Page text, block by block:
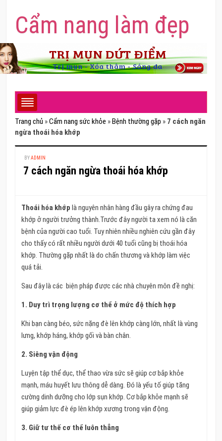
Cẩm nang làm đẹp
Trang chủ »Cẩm nang sức khỏe » Bệnh thường gặp » 7 cách ngăn
ngừa thoái hóa khớp
BYADMIN
7 cách ngăn ngừa thoái hóa khớp
Thoái hóa khớp là nguyên nhân hàng đầu gây ra chứng đau
khớp ở người trưởng thành.Trước đây người ta xem nó là căn
bệnh của người cao tuổi. Tuy nhiên nhiều nghiên cứu gần đây
cho thấy có rất nhiều người dưới 40 tuổi cũng bị thoái hóa
khớp. Thường gặp nhất là do chấn thương và khớp làm việc
quá tải.
Sau đây là các biện pháp được các nhà chuyên môn đề nghị:
1. Duy trì trọng lượng cơ thể ở mức độ thích hợp
Khi bạn càng béo, sức nặng đè lên khớp càng lớn, nhất là vùng
lưng, khớp háng, khớp gối và bàn chân.
2. Siêng vận động
Luyện tập thể dục, thể thao vừa sức sẽ giúp cơ bắp khỏe
mạnh, máu huyết lưu thông dễ dàng. Ðó là yếu tố giúp tăng
cường dinh dưỡng cho lớp sụn khớp. Cơ bắp khỏe mạnh sẽ
giúp giảm lực đè ép lên khớp xương trong vận động.
3. Giữ tư thế cơ thể luôn thẳng